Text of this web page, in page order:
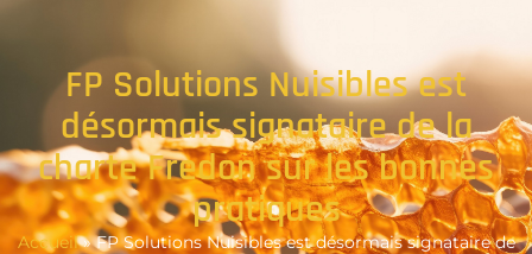
FP Solutions Nuisibles est
désormais signataire de la
charte Fredon sur les bonnes
pratiques
Accueil»FP Solutions Nuisibles est désormais signataire de